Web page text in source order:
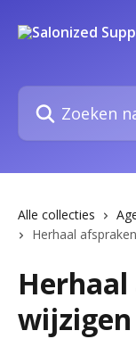
Zoeken naar
Alle collecties
Herhaal